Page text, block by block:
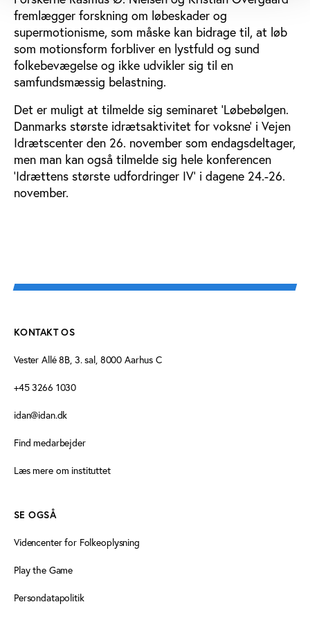
fremlægger forskning om løbeskader og
supermotionisme, som måske kan bidrage til, at løb
som motionsform forbliver en lystfuld og sund
folkebevægelse og ikke udvikler sig til en
samfundsmæssig belastning.
Det er muligt at tilmelde sig seminaret ’Løbebølgen.
Danmarks største idrætsaktivitet for voksne’ i Vejen
Idrætscenter den 26. november som endagsdeltager,
men man kan også tilmelde sig hele konferencen
’Idrættens største udfordringer IV’ i dagene 24.-26.
november.
KONTAKT OS
Vester Allé 8B, 3. sal, 8000 Aarhus C
+45 3266 1030
idan@idan.dk
Find medarbejder
Læs mere om instituttet
SE OGSÅ
Videncenter for Folkeoplysning
Play the Game
Persondatapolitik